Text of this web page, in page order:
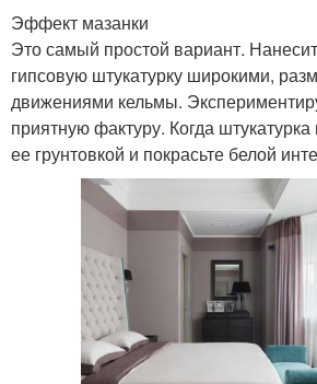
Эффект мазанки
Это самый простой вариант.
гипсовую штукатурку широкими,
движениями кельмы.
приятную фактуру. Когда
ее грунтовкой и покрасьте белой